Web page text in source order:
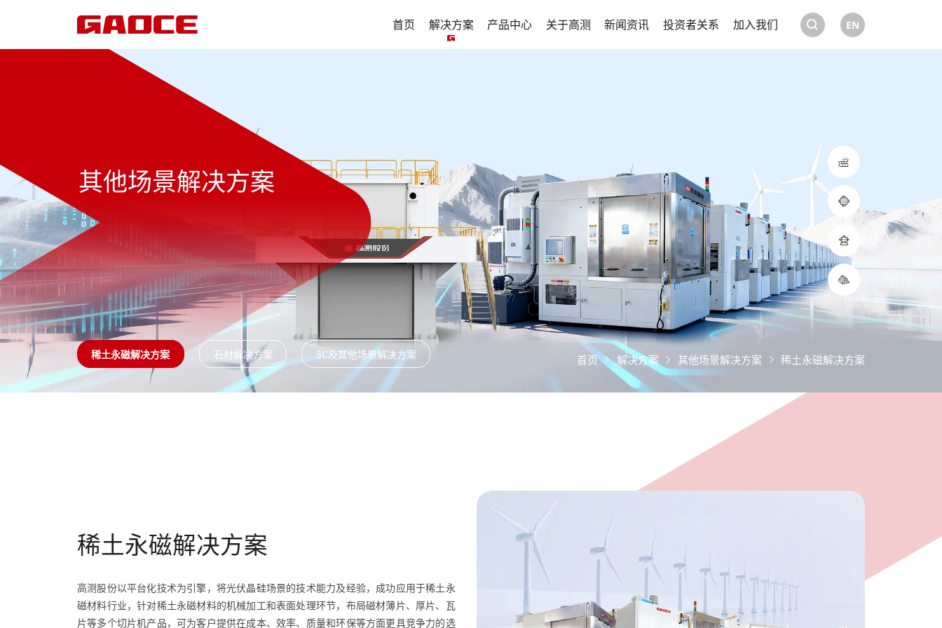
首页 解决方案 产品中心 关于高测 新闻资讯 投资者关系 加入我们 EN
其他场景解决方案
稀土永磁解决方案 石材解决方案 3C及其他场景解决方案 首页 解决方案 其他场景解决方案 稀土永磁解决方案
稀土永磁解决方案
高测股份以平台化技术为引擎，将光伏晶硅场景的技术能力及经验，成功应用于稀土永
磁材料行业，针对稀土永磁材料的机械加工和表面处理环节，布局磁材薄片、厚片、瓦
片等多个切片机产品，可为客户提供在成本、效率、质量和环保等方面更具竞争力的选